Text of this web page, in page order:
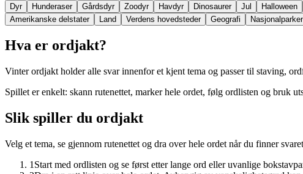
Dyr Hunderaser Gårdsdyr Zoodyr Havdyr Dinosaurer Jul Halloween
Amerikanske delstater
Land Verdens hovedsteder Geografi Nasjonalparker
Hva er ordjakt?
Vinter ordjakt holder alle svar innenfor et kjent tema og passer til staving,
Spillet er enkelt: skann rutenettet, marker hele ordet, følg ordlisten og bruk
Slik spiller du ordjakt
Velg et tema, se gjennom rutenettet og dra over hele ordet når du finner
1 Start med ordlisten og se først etter lange ord eller uvanlige